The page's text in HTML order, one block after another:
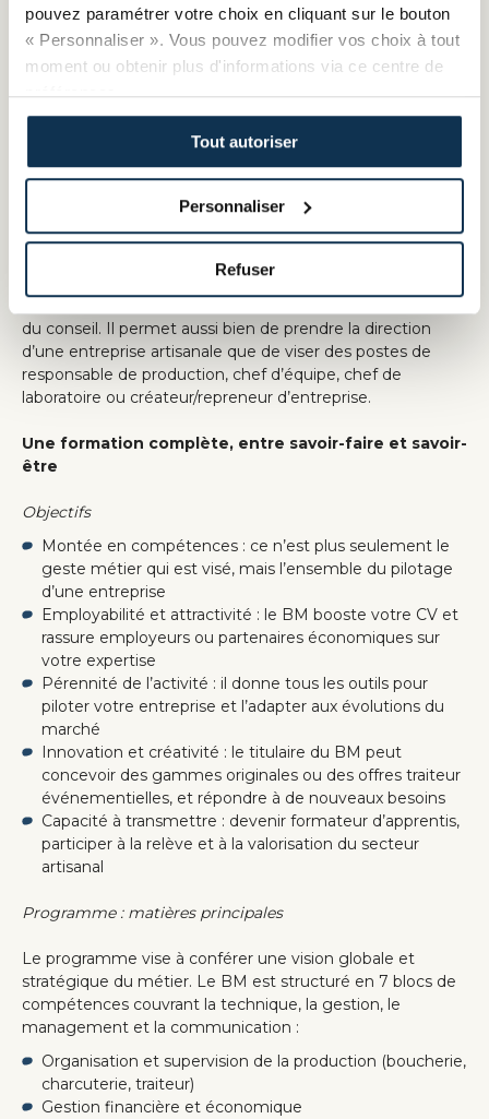
pouvez paramétrer votre choix en cliquant sur le bouton
« Personnaliser ». Vous pouvez modifier vos choix à tout
moment ou obtenir plus d'informations via ce centre de
préférences.
Tout autoriser
Personnaliser
Refuser
équivalent Bac+2) destiné aux professionnels
expérimentés souhaitant attester d’un haut niveau
d’expertise technique et des compétences nécessaires à
la direction d’une entreprise artisanale (gestion,
management, management de la qualité,
Il existe en 2 options :
option productions bouchères,
option productions charcutières et traiteurs
Le BM atteste de compétences techniques de haut
niveau, d’aptitudes en gestion et management, ainsi que
du conseil. Il permet aussi bien de prendre la direction
d’une entreprise artisanale que de viser des postes de
responsable de production, chef d’équipe, chef de
laboratoire ou créateur/repreneur d’entreprise.
Une formation complète, entre savoir-faire et savoir-
être
Objectifs
Montée en compétences : ce n’est plus seulement le
geste métier qui est visé, mais l’ensemble du pilotage
d’une entreprise
Employabilité et attractivité : le BM booste votre CV et
rassure employeurs ou partenaires économiques sur
votre expertise
Pérennité de l’activité : il donne tous les outils pour
piloter votre entreprise et l’adapter aux évolutions du
marché
Innovation et créativité : le titulaire du BM peut
concevoir des gammes originales ou des offres traiteur
événementielles, et répondre à de nouveaux besoins
Capacité à transmettre : devenir formateur d’apprentis,
participer à la relève et à la valorisation du secteur
artisanal
Programme : matières principales
Le programme vise à conférer une vision globale et
stratégique du métier. Le BM est structuré en 7 blocs de
compétences couvrant la technique, la gestion, le
management et la communication :
Organisation et supervision de la production (boucherie,
charcuterie, traiteur)
Gestion financière et économique